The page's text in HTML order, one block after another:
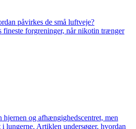
påvirkes de små luftveje?
fineste forgreninger, når nikotin trænger
og afhængighedscentret, men
i lungerne. Artiklen undersøger, hvordan